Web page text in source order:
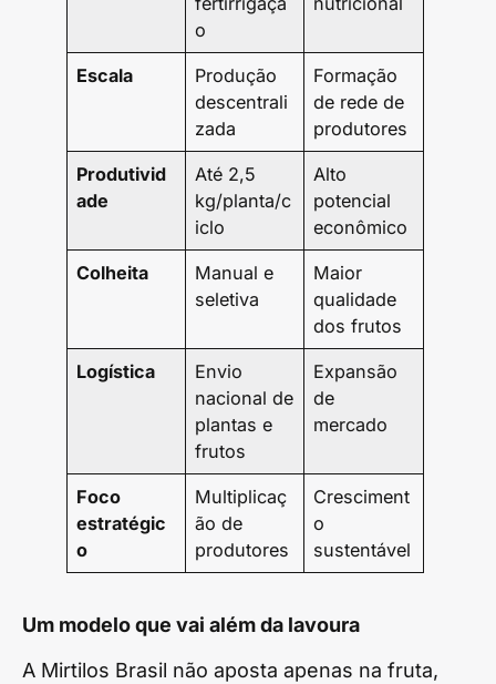
o
Escala
Produção
descentrali
zada
Formação
de rede de
produtores
Produtivid
ade
Até 2,5
kg/planta/c
iclo
Alto
potencial
econômico
Colheita
Manual e
seletiva
Maior
qualidade
dos frutos
Logística
Envio
nacional de
plantas e
frutos
Expansão
de
mercado
Foco
estratégic
o
Multiplicaç
ão de
produtores
Cresciment
o
sustentável
Um modelo que vai além da lavoura
A Mirtilos Brasil não aposta apenas na fruta,